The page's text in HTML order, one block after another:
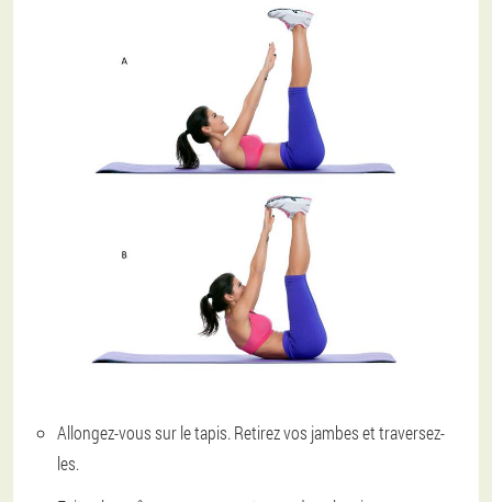
Allongez-vous sur le tapis. Retirez vos jambes et traversez-
les.